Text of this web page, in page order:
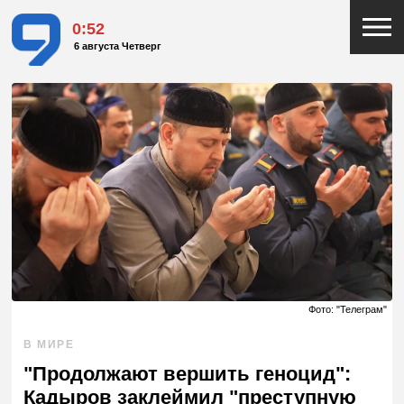
0:52
6 августа Четверг
Фото: "Телеграм"
В МИРЕ
"Продолжают вершить геноцид":
Кадыров заклеймил "преступную